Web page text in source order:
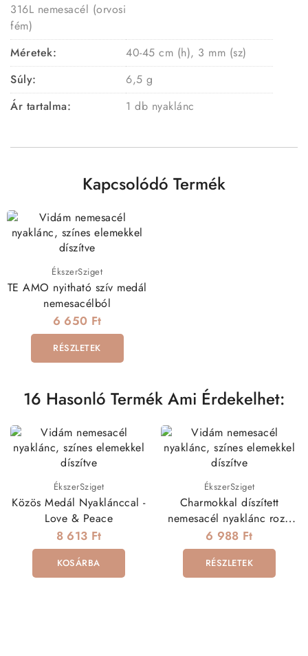
316L nemesacél (orvosi
fém)
Méretek:
40-45 cm (h), 3 mm (sz)
Súly:
6,5 g
Ár tartalma:
1 db nyaklánc
Kapcsolódó Termék
ÉkszerSziget
TE AMO nyitható szív medál
nemesacélból
6 650 Ft
RÉSZLETEK
16 Hasonló Termék Ami Érdekelhet:
ÉkszerSziget
Közös Medál Nyaklánccal -
Love & Peace
8 613 Ft
KOSÁRBA
ÉkszerSziget
Charmokkal díszített
nemesacél nyaklánc rozé
arany bevonattal
6 988 Ft
RÉSZLETEK